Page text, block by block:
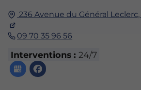
236 Avenue du Général Leclerc,
09 70 35 96 56
Interventions : 24/7